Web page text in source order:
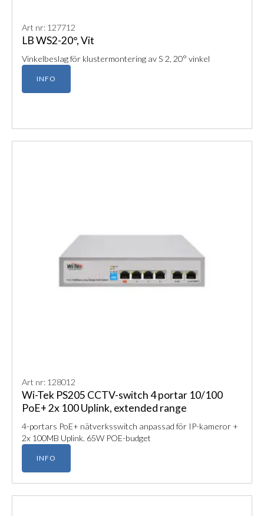
Art nr: 127712
LB WS2-20°, Vit
Vinkelbeslag för klustermontering av S 2, 20° vinkel
INFO
Art nr: 128012
Wi-Tek PS205 CCTV-switch 4 portar 10/100
PoE+ 2x 100 Uplink, extended range
4-portars PoE+ nätverksswitch anpassad för IP-kameror +
2x 100MB Uplink. 65W POE-budget
INFO